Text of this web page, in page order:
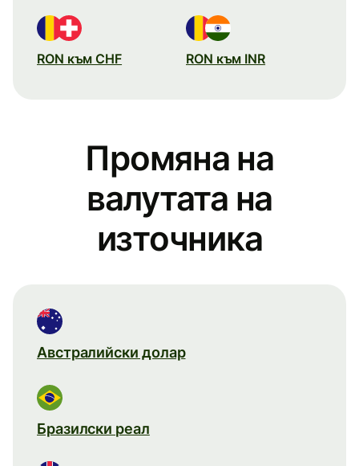
RON към CHF RON към INR
Промяна на
валутата на
източника
Австралийски долар
Бразилски реал